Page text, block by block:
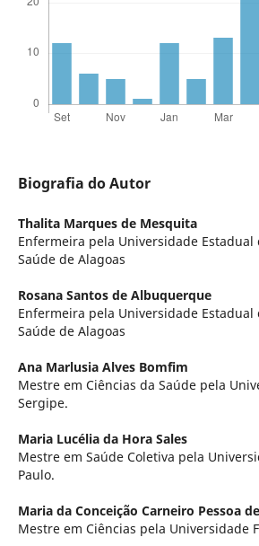
Biografia do Autor
Thalita Marques de Mesquita
Enfermeira pela Universidade Estadual
Saúde de Alagoas
Rosana Santos de Albuquerque
Enfermeira pela Universidade Estadual
Saúde de Alagoas
Ana Marlusia Alves Bomfim
Mestre em Ciências da Saúde pela
Sergipe.
Maria Lucélia da Hora Sales
Mestre em Saúde Coletiva pela
Paulo.
Maria da Conceição Carneiro Pessoa
Mestre em Ciências pela Universidade